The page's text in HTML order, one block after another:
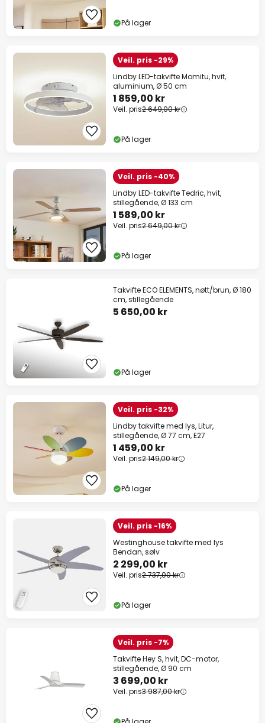
På lager
Veil. pris -29%
Lindby LED-takvifte Momitu, hvit,
aluminium, Ø 50 cm
1 859,00 kr
Veil. pris2 649,00 kr
På lager
Veil. pris -40%
Lindby LED-takvifte Tedric, hvit,
stillegående, Ø 133 cm
1 589,00 kr
Veil. pris2 649,00 kr
På lager
Takvifte ECO ELEMENTS, nøtt/brun, Ø 180
cm, stillegående
5 650,00 kr
På lager
Veil. pris -32%
Lindby takvifte med lys, Litur,
stillegående, Ø 77 cm, E27
1 459,00 kr
Veil. pris2 149,00 kr
På lager
Veil. pris -16%
Westinghouse takvifte med lys
Bendan, sølv
2 299,00 kr
Veil. pris2 737,00 kr
På lager
Veil. pris -7%
Takvifte Hey S, hvit, DC-motor,
stillegående, Ø 90 cm
3 699,00 kr
Veil. pris3 987,00 kr